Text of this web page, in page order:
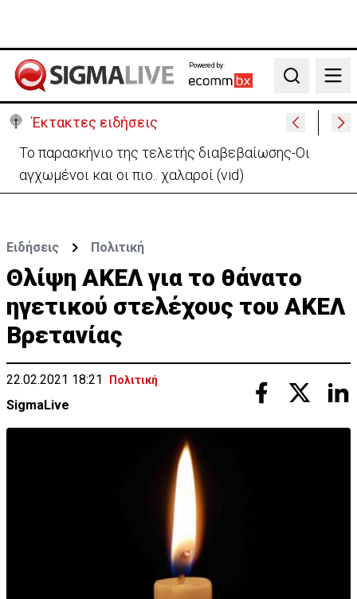
Powered by:
Search
Έκτακτες ειδήσεις
Συνελήφθη 16χρονος για τον εμπρησμό της πρώην
μπυραρίας Corner στη Λευκωσία
Ειδήσεις Πολιτική
Θλίψη ΑΚΕΛ για το θάνατο
ηγετικού στελέχους του ΑΚΕΛ
Βρετανίας
22.02.2021 18:21 Πολιτική
SigmaLive